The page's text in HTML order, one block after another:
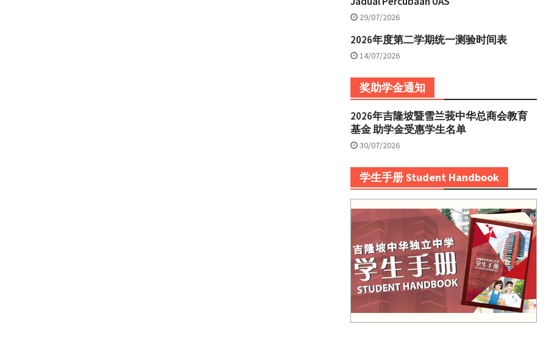
29/07/2026
2026年度第二学期统一测验时间表
14/07/2026
奖助学金通知
2026年吉隆坡暨雪兰莪中华总商会教育
基金 助学金受惠学生名单
30/07/2026
学生手册 Student Handbook